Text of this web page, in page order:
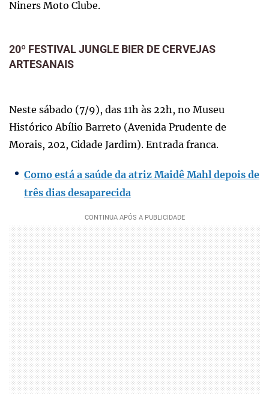
Niners Moto Clube.
20º FESTIVAL JUNGLE BIER DE CERVEJAS
ARTESANAIS
Neste sábado (7/9), das 11h às 22h, no Museu
Histórico Abílio Barreto (Avenida Prudente de
Morais, 202, Cidade Jardim). Entrada franca.
Como está a saúde da atriz Maidê Mahl depois de
três dias desaparecida